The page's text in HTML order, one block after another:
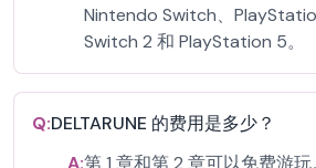
Nintendo Switch、
Switch 2 和 PlayStation 5。
Q:DELTARUNE 的费用是多少？
A:第 1 章和第 2 章可以免费游